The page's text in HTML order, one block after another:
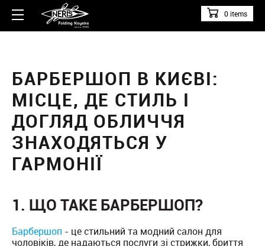
0 items
БАРБЕРШОП В КИЄВІ:
МІСЦЕ, ДЕ СТИЛЬ І
ДОГЛЯД ОБЛИЧЧЯ
ЗНАХОДЯТЬСЯ У
ГАРМОНІЇ
1. ЩО ТАКЕ БАРБЕРШОП?
Барбершоп - це стильний та модний салон для
чоловіків, де надаються послуги зі стрижки, бриття